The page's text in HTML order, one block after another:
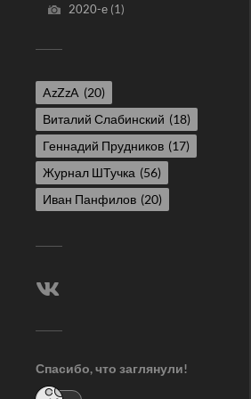
2020-е(1)
AzZzA (20)
Виталий Слабинский (18)
Геннадий Прудников (17)
Журнал ШТучка (56)
Иван Панфилов (20)
Спасибо, что заглянули!